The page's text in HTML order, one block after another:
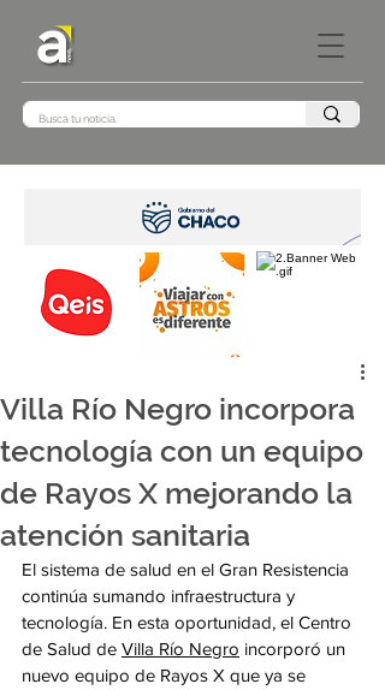
Villa Río Negro incorpora
tecnología con un equipo
de Rayos X mejorando la
atención sanitaria
El sistema de salud en el Gran Resistencia
continúa sumando infraestructura y
tecnología. En esta oportunidad, el Centro
de Salud de Villa Río Negro incorporó un
nuevo equipo de Rayos X que ya se